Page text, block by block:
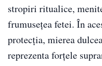
stropiri ritualice,
frumusețea fetei. În
protecția, mierea
reprezenta forțele